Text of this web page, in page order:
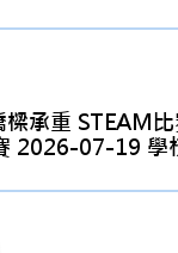
承重 STEAM
2026-07-19 學